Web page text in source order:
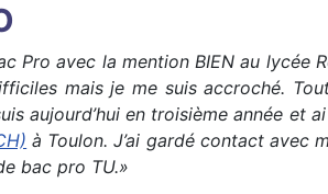
Pro avec la mention BIEN au lycée
mais je me suis accroché.
aujourd’hui en troisième année et
à Toulon. J’ai gardé contact avec
bac pro TU.»